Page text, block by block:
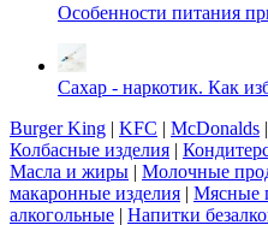
Особенности питания
Сахар - наркотик. Как
Burger King | KFC | McDonalds |
Колбасные изделия |
Масла и жиры | Молочные
макаронные изделия | Мясные
алкогольные | Напитки